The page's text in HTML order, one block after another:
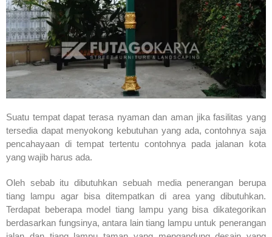
Suatu tempat dapat terasa nyaman dan aman jika fasilitas yang
tersedia dapat menyokong kebutuhan yang ada, contohnya saja
pencahayaan di tempat tertentu contohnya pada jalanan kota
yang wajib harus ada.
Oleh sebab itu dibutuhkan sebuah media penerangan berupa
tiang lampu agar bisa ditempatkan di area yang dibutuhkan.
Terdapat beberapa model tiang lampu yang bisa dikategorikan
berdasarkan fungsinya, antara lain tiang lampu untuk penerangan